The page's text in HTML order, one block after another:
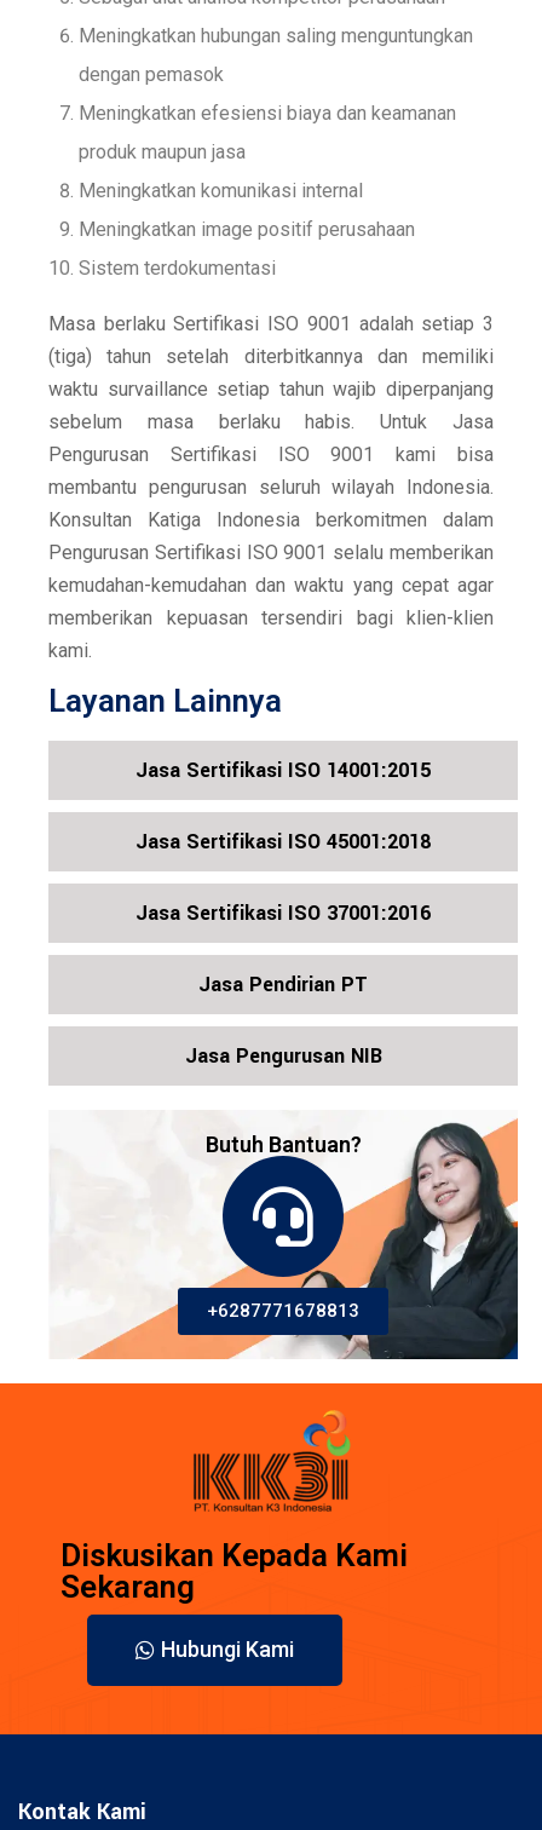
Meningkatkan hubungan saling menguntungkan
dengan pemasok
Meningkatkan efesiensi biaya dan keamanan
produk maupun jasa
Meningkatkan komunikasi internal
Meningkatkan image positif perusahaan
Sistem terdokumentasi
Masa berlaku Sertifikasi ISO 9001 adalah setiap 3
(tiga) tahun setelah diterbitkannya dan memiliki
waktu survaillance setiap tahun wajib diperpanjang
sebelum masa berlaku habis. Untuk Jasa
Pengurusan Sertifikasi ISO 9001 kami bisa
membantu pengurusan seluruh wilayah Indonesia.
Konsultan Katiga Indonesia berkomitmen dalam
Pengurusan Sertifikasi ISO 9001 selalu memberikan
kemudahan-kemudahan dan waktu yang cepat agar
memberikan kepuasan tersendiri bagi klien-klien
kami.
Layanan Lainnya
Jasa Sertifikasi ISO 14001:2015
Jasa Sertifikasi ISO 45001:2018
Jasa Sertifikasi ISO 37001:2016
Jasa Pendirian PT
Jasa Pengurusan NIB
Butuh Bantuan?
+6287771678813
Diskusikan Kepada Kami
Sekarang
Hubungi Kami
Kontak Kami